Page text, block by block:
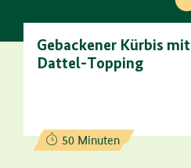
Gebackener Kürbis mit
Dattel-Topping
Zubereitungszeit:
50 Minuten